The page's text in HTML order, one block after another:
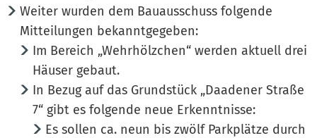
Weiter wurden dem Bauausschuss folgende
Mitteilungen bekanntgegeben:
Im Bereich „Wehrhölzchen“ werden aktuell drei
Häuser gebaut.
In Bezug auf das Grundstück „Daadener Straße
7“ gibt es folgende neue Erkenntnisse:
Es sollen ca. neun bis zwölf Parkplätze durch